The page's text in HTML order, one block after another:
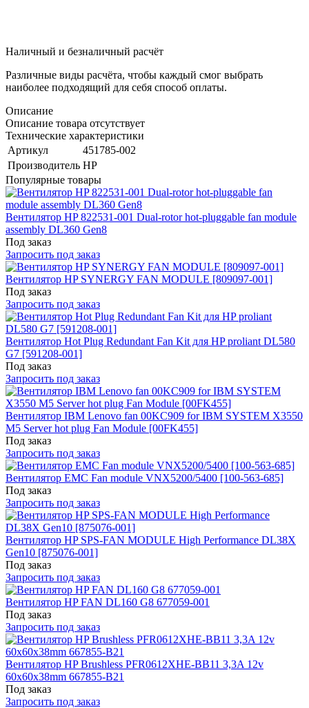
Наличный и безналичный расчёт
Различные виды расчёта, чтобы каждый смог выбрать
наиболее подходящий для себя способ оплаты.
Описание
Описание товара отсутствует
Технические характеристики
Артикул
451785-002
Производитель HP
Популярные товары
Вентилятор HP 822531-001 Dual-rotor hot-pluggable fan module
assembly DL360 Gen8
Под заказ
Запросить под заказ
Вентилятор HP SYNERGY FAN MODULE [809097-001]
Под заказ
Запросить под заказ
Вентилятор Hot Plug Redundant Fan Kit для HP proliant DL580
G7 [591208-001]
Под заказ
Запросить под заказ
Вентилятор IBM Lenovo fan 00KC909 for IBM SYSTEM X3550
M5 Server hot plug Fan Module [00FK455]
Под заказ
Запросить под заказ
Вентилятор EMC Fan module VNX5200/5400 [100-563-685]
Под заказ
Запросить под заказ
Вентилятор HP SPS-FAN MODULE High Performance DL38X
Gen10 [875076-001]
Под заказ
Запросить под заказ
Вентилятор HP FAN DL160 G8 677059-001
Под заказ
Запросить под заказ
Вентилятор HP Brushless PFR0612XHE-BB11 3,3A 12v
60x60x38mm 667855-B21
Под заказ
Запросить под заказ